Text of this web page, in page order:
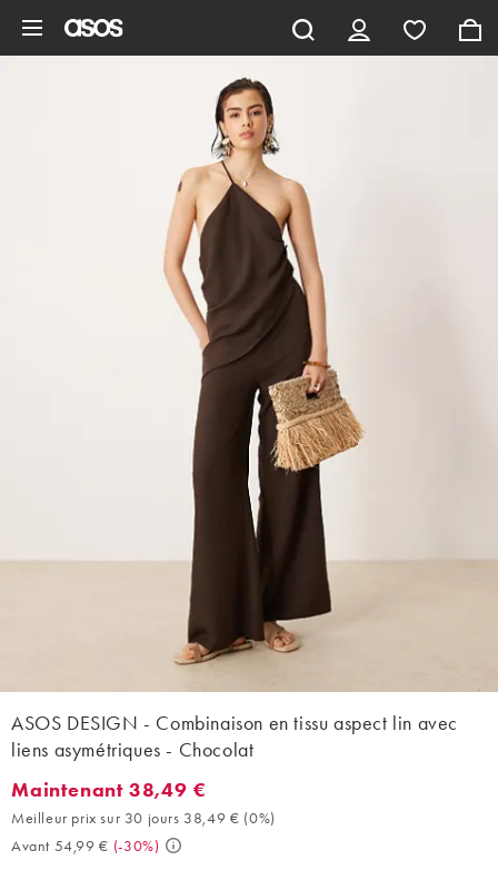
ASOS DESIGN - Combinaison en tissu aspect lin avec
liens asymétriques - Chocolat
Maintenant 38,49 €. Meilleur prix sur 30 jours 38,49 € (0%).
Maintenant 38,49 €
Meilleur prix sur 30 jours 38,49 € (0%)
Avant 54,99 € (-30%)